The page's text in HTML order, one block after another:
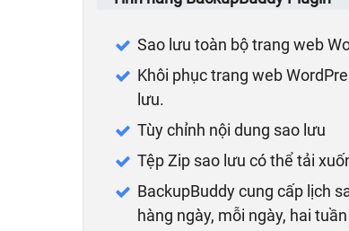
Sao lưu toàn bộ trang web
Khôi phục trang web
lưu.
Tùy chỉnh nội dung sao lưu
Tệp Zip sao lưu có thể tải
BackupBuddy cung cấp lịch
hàng ngày, mỗi ngày, hai